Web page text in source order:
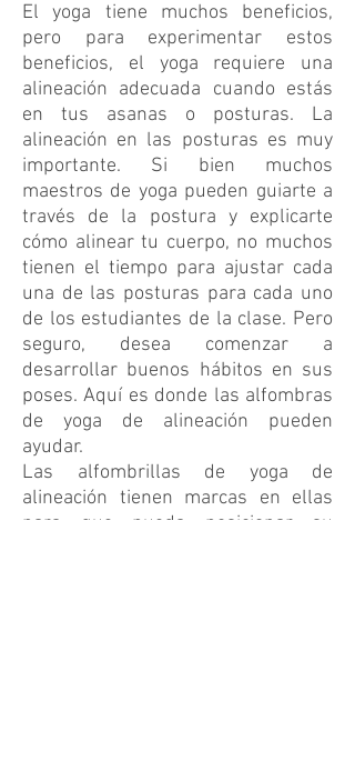
El yoga tiene muchos beneficios,
pero para experimentar estos
beneficios, el yoga requiere una
alineación adecuada cuando estás
en tus asanas o posturas. La
alineación en las posturas es muy
importante. Si bien muchos
maestros de yoga pueden guiarte a
través de la postura y explicarte
cómo alinear tu cuerpo, no muchos
tienen el tiempo para ajustar cada
una de las posturas para cada uno
de los estudiantes de la clase. Pero
seguro, desea comenzar a
desarrollar buenos hábitos en sus
poses. Aquí es donde las alfombras
de yoga de alineación pueden
ayudar.
Las alfombrillas de yoga de
alineación tienen marcas en ellas
para que pueda posicionar su